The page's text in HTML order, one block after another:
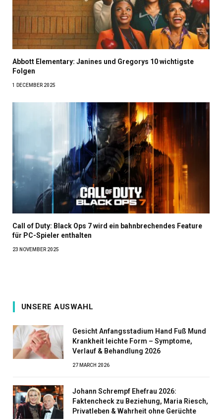
Abbott Elementary: Janines und Gregorys 10 wichtigste
Folgen
1 DECEMBER 2025
Call of Duty: Black Ops 7 wird ein bahnbrechendes Feature
für PC-Spieler enthalten
23 NOVEMBER 2025
UNSERE AUSWAHL
Gesicht Anfangsstadium Hand Fuß Mund
Krankheit leichte Form – Symptome,
Verlauf & Behandlung 2026
27 MARCH 2026
Johann Schrempf Ehefrau 2026:
Faktencheck zu Beziehung, Maria Riesch,
Privatleben & Wahrheit ohne Gerüchte